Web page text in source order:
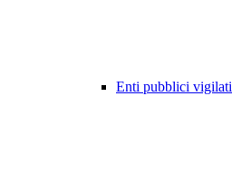
Enti pubblici vigilati